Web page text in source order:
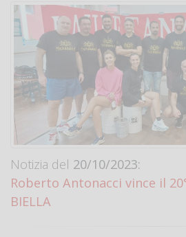
Notizia del 20/10/2023:
Roberto Antonacci vince il
BIELLA